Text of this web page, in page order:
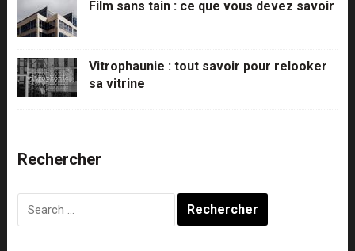
Film sans tain : ce que vous devez savoir
Vitrophaunie : tout savoir pour relooker
sa vitrine
Rechercher